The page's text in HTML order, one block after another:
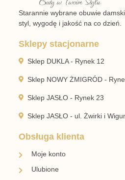
Starannie wybrane obuwie
styl, wygodę i jakość na co dzień.
Sklepy stacjonarne
Sklep DUKLA - Rynek 12
Sklep NOWY ŻMIGRÓD -
Sklep JASŁO - Rynek 23
Sklep JASŁO - ul. Żwirki i
Obsługa klienta
Moje konto
Ulubione